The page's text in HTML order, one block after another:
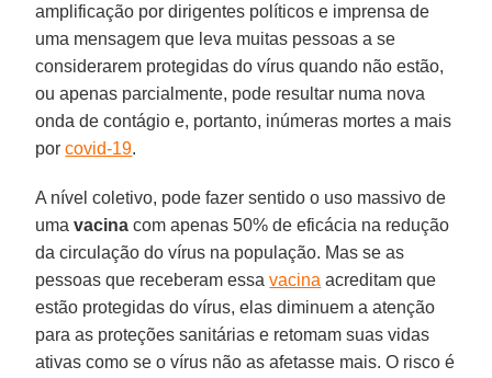
amplificação por dirigentes políticos e imprensa de
uma mensagem que leva muitas pessoas a se
considerarem protegidas do vírus quando não estão,
ou apenas parcialmente, pode resultar numa nova
onda de contágio e, portanto, inúmeras mortes a mais
porcovid-19.
A nível coletivo, pode fazer sentido o uso massivo de
umavacina com apenas 50% de eficácia na redução
da circulação do vírus na população. Mas se as
pessoas que receberam essavacina acreditam que
estão protegidas do vírus, elas diminuem a atenção
para as proteções sanitárias e retomam suas vidas
ativas como se o vírus não as afetasse mais. O risco é